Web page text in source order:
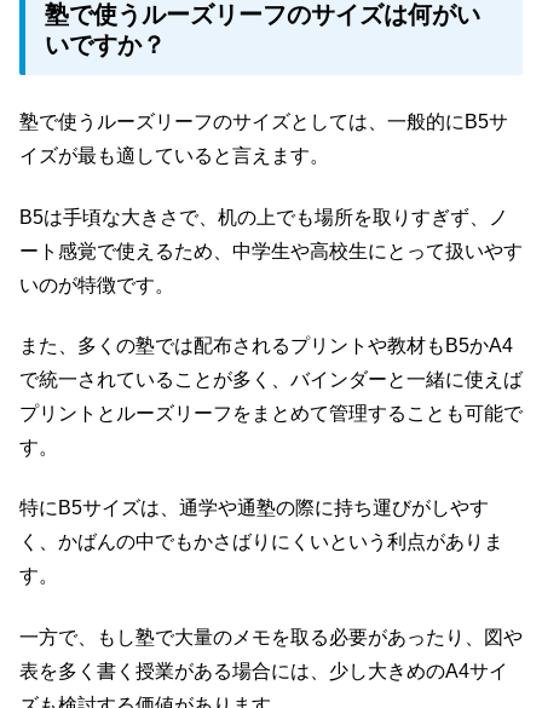
塾で使うルーズリーフのサイズは何がい
いですか？
塾で使うルーズリーフのサイズとしては、一般的にB5サ
イズが最も適していると言えます。
B5は手頃な大きさで、机の上でも場所を取りすぎず、ノ
ート感覚で使えるため、中学生や高校生にとって扱いやす
いのが特徴です。
また、多くの塾では配布されるプリントや教材もB5かA4
で統一されていることが多く、バインダーと一緒に使えば
プリントとルーズリーフをまとめて管理することも可能で
す。
特にB5サイズは、通学や通塾の際に持ち運びがしやす
く、かばんの中でもかさばりにくいという利点がありま
す。
一方で、もし塾で大量のメモを取る必要があったり、図や
表を多く書く授業がある場合には、少し大きめのA4サイ